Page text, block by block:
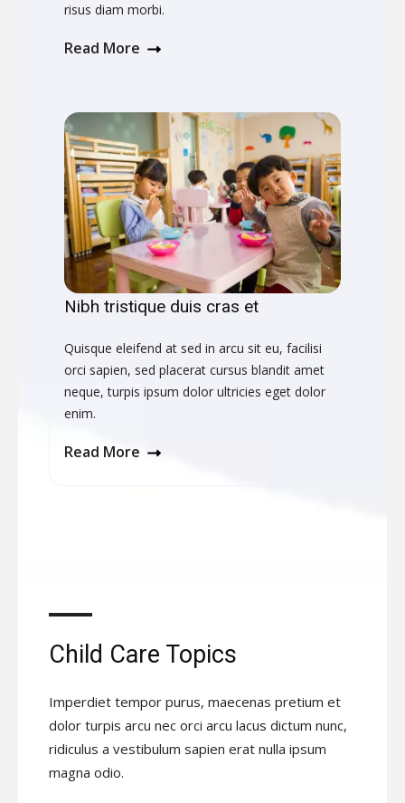
risus diam morbi.
Read More
Nibh tristique duis cras et
Quisque eleifend at sed in arcu sit eu, facilisi
orci sapien, sed placerat cursus blandit amet
neque, turpis ipsum dolor ultricies eget dolor
enim.
Read More
Child Care Topics​
Imperdiet tempor purus, maecenas pretium et
dolor turpis arcu nec orci arcu lacus dictum nunc,
ridiculus a vestibulum sapien erat nulla ipsum
magna odio.